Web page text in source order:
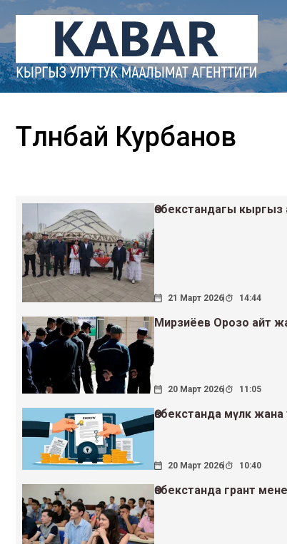
Төлөнбай Курбанов
Өзбекстандагы
21 Март 2026 14:44
Мирзиёев Орозо айт
20 Март 2026 11:05
Өзбекстанда мүлк
20 Март 2026 10:40
Өзбекстанда грант